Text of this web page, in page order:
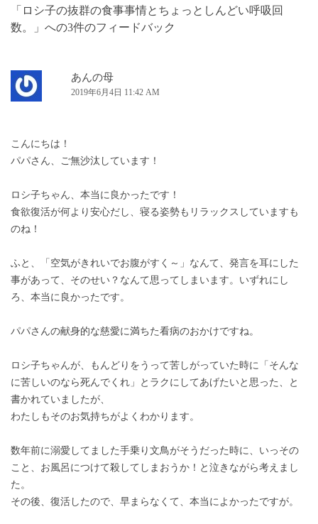
ン
「 ロシ子の抜群の食事事情とちょっとしんどい呼吸回
数。
」への3件のフィードバック
あんの母
2019年6月4日 11:42 AM
こんにちは！
パパさん、ご無沙汰しています！
ロシ子ちゃん、本当に良かったです！
食欲復活が何より安心だし、寝る姿勢もリラックスしていますも
のね！
ふと、「空気がきれいでお腹がすく～」なんて、発言を耳にした
事があって、そのせい？なんて思ってしまいます。いずれにし
ろ、本当に良かったです。
パパさんの献身的な慈愛に満ちた看病のおかけですね。
ロシ子ちゃんが、もんどりをうって苦しがっていた時に「そんな
に苦しいのなら死んでくれ」とラクにしてあげたいと思った、と
書かれていましたが、
わたしもそのお気持ちがよくわかります。
数年前に溺愛してました手乗り文鳥がそうだった時に、いっその
こと、お風呂につけて殺してしまおうか！と泣きながら考えまし
た。
その後、復活したので、早まらなくて、本当によかったですが。